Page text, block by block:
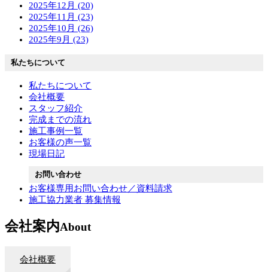
2025年12月 (20)
2025年11月 (23)
2025年10月 (26)
2025年9月 (23)
私たちについて
私たちについて
会社概要
スタッフ紹介
完成までの流れ
施工事例一覧
お客様の声一覧
現場日記
お問い合わせ
お客様専用お問い合わせ／資料請求
施工協力業者 募集情報
会社案内About
会社概要